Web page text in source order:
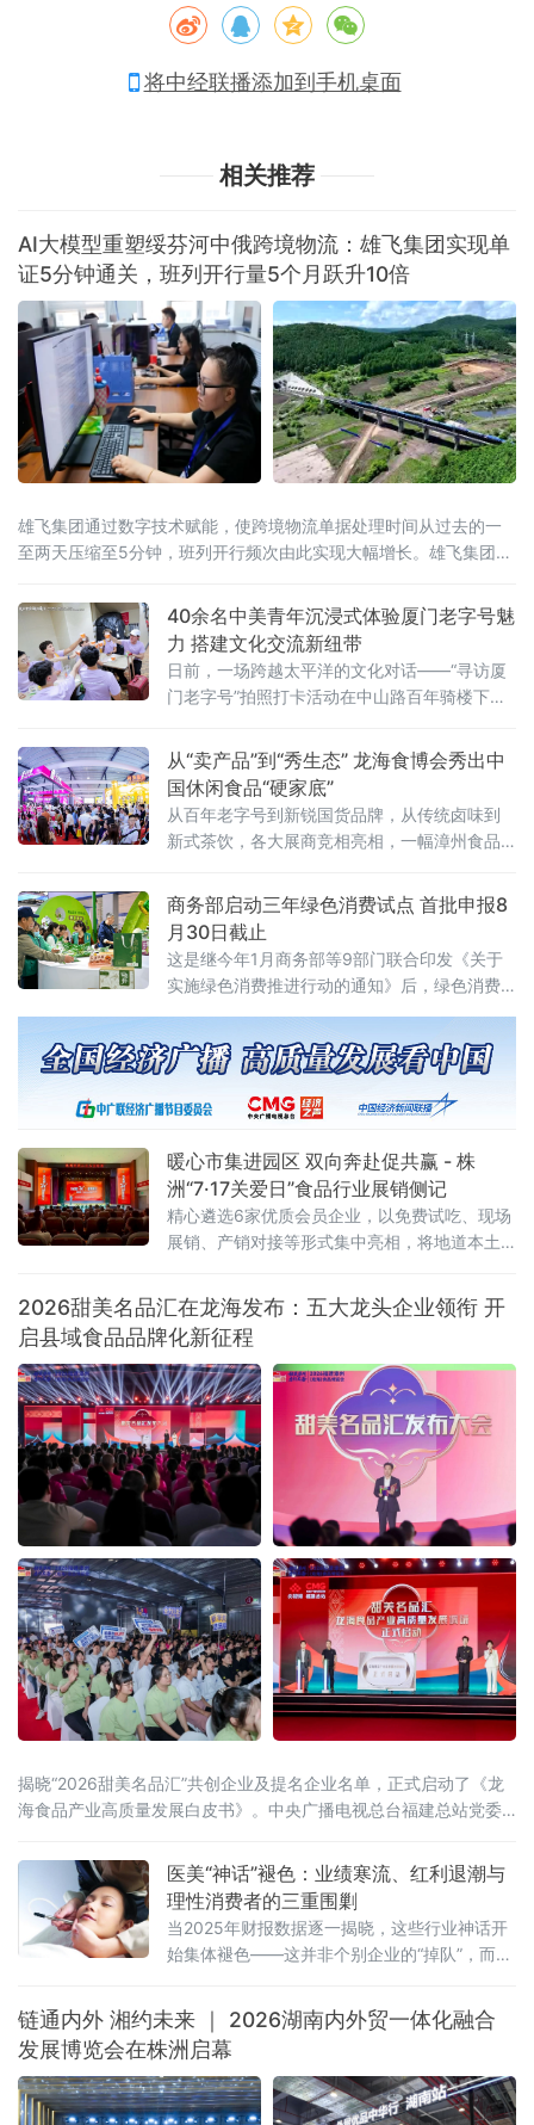
将中经联播添加到手机桌面
相关推荐
AI大模型重塑绥芬河中俄跨境物流：雄飞集团实现单
证5分钟通关，班列开行量5个月跃升10倍
雄飞集团通过数字技术赋能，使跨境物流单据处理时间从过去的一
至两天压缩至5分钟，班列开行频次由此实现大幅增长。雄飞集团是
40余名中美青年沉浸式体验厦门老字号魅
力 搭建文化交流新纽带
日前，一场跨越太平洋的文化对话——“寻访厦
门老字号”拍照打卡活动在中山路百年骑楼下展
国“青年大使”鹭岛行系列活动之一，本次活动在
厦门市外办和厦门市商务局指导下，由外图
（厦门）文化传播有限公司和厦门老字号协会
共同承办。
从“卖产品”到“秀生态” 龙海食博会秀出中
国休闲食品“硬家底”
从百年老字号到新锐国货品牌，从传统卤味到
新式茶饮，各大展商竞相亮相，一幅漳州食品
经济新闻联播深入展会一线，记录这场食品盛
宴的精彩瞬间
商务部启动三年绿色消费试点 首批申报8
月30日截止
这是继今年1月商务部等9部门联合印发《关于
实施绿色消费推进行动的通知》后，绿色消费
顶层设计迈入地方实践阶段。试点聚焦七大任
务 探索“四类创新”通知明确，试点工作坚持问
题导向、目标导向、效果导向，聚焦绿色消费
重点领域和关
暖心市集进园区 双向奔赴促共赢 - 株
洲“7·17关爱日”食品行业展销侧记
精心遴选6家优质会员企业，以免费试吃、现场
展销、产销对接等形式集中亮相，将地道本土
品鉴选购，活动收获广泛好评与多项合作意
向。本次活动由当地总工会悉心指导，总工会
基层工作部
2026甜美名品汇在龙海发布：五大龙头企业领衔 开
启县域食品品牌化新征程
揭晓“2026甜美名品汇”共创企业及提名企业名单，正式启动了《龙
海食品产业高质量发展白皮书》。中央广播电视总台福建总站党委
科学家应铁进，福建省食品工业协会会长刘宜锋，中央电视台财经
评论员刘戈，漳州市龙海区
医美“神话”褪色：业绩寒流、红利退潮与
理性消费者的三重围剿
当2025年财报数据逐一揭晓，这些行业神话开
始集体褪色——这并非个别企业的“掉队”，而是
链通内外 湘约未来 ｜ 2026湖南内外贸一体化融合
发展博览会在株洲启幕